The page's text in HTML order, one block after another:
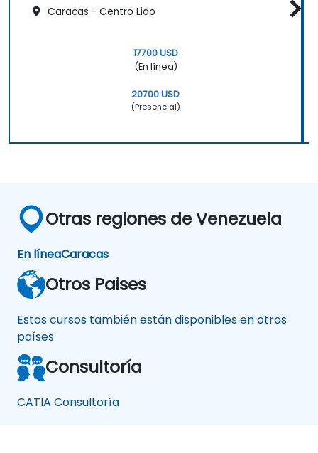
Caracas - Centro Lido
17700 USD
(En línea)
20700 USD
(Presencial)
Otras regiones de Venezuela
En líneaCaracas
Otros Paises
Estos cursos también están disponibles en otros
países
Consultoría
CATIA Consultoría